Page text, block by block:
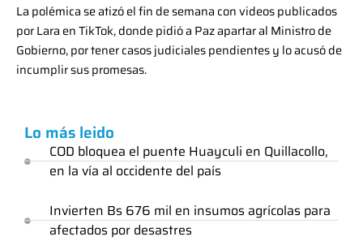
La polémica se atizó el fin de semana con videos publicados
por Lara en TikTok, donde pidió a Paz apartar al Ministro de
Gobierno, por tener casos judiciales pendientes y lo acusó de
incumplir sus promesas.
Lo más leido
COD bloquea el puente Huayculi en Quillacollo,
en la vía al occidente del país
Invierten Bs 676 mil en insumos agrícolas para
afectados por desastres